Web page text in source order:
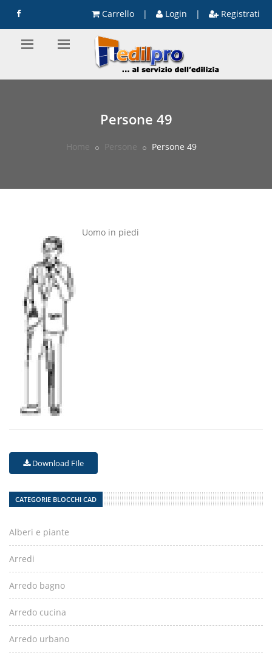
Carrello | Login | Registrati
Persone 49
Home Persone Persone 49
Uomo in piedi
Download FIle
CATEGORIE BLOCCHI CAD
Alberi e piante
Arredi
Arredo bagno
Arredo cucina
Arredo urbano